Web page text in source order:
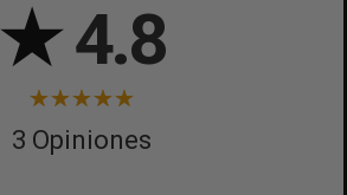
★4.8
3 Opiniones